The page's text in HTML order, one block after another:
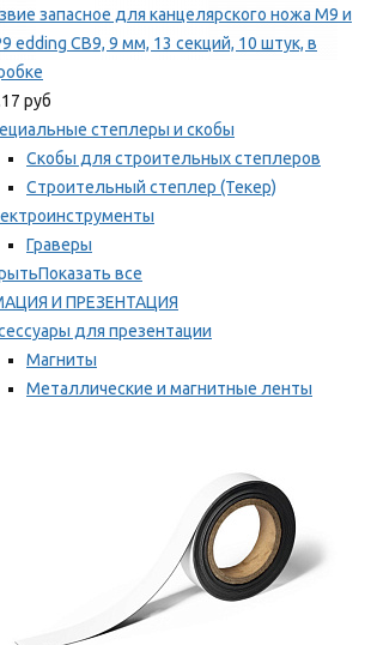
запасное для канцелярского ножа M9 и
edding CB9, 9 мм, 13 секций, 10 штук, в
руб
степлеры и скобы
Скобы для строительных степлеров
Строительный степлер (Текер)
Граверы
Показать все
И ПРЕЗЕНТАЦИЯ
для презентации
Магниты
Металлические и магнитные ленты